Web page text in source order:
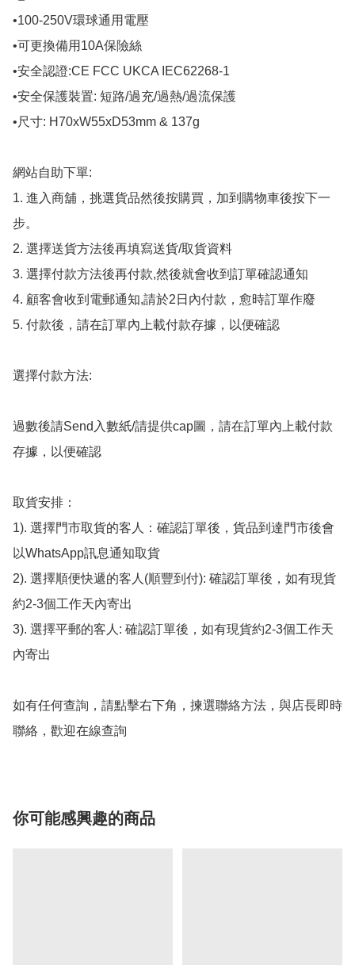
•100-250V環球通用電壓
•可更換備用10A保險絲
•安全認證:CE FCC UKCA IEC62268-1
•安全保護裝置: 短路/過充/過熱/過流保護
•尺寸: H70xW55xD53mm & 137g
網站自助下單:
1. 進入商舖，挑選貨品然後按購買，加到購物車後按下一
步。
2. 選擇送貨方法後再填寫送貨/取貨資料
3. 選擇付款方法後再付款,然後就會收到訂單確認通知
4. 顧客會收到電郵通知,請於2日內付款，愈時訂單作廢
5. 付款後，請在訂單內上載付款存據，以便確認
選擇付款方法:
過數後請Send入數紙/請提供cap圖，請在訂單內上載付款
存據，以便確認
取貨安排：
1). 選擇門市取貨的客人：確認訂單後，貨品到達門市後會
以WhatsApp訊息通知取貨
2). 選擇順便快遞的客人(順豐到付): 確認訂單後，如有現貨
約2-3個工作天內寄出
3). 選擇平郵的客人: 確認訂單後，如有現貨約2-3個工作天
內寄出
如有任何查詢，請點擊右下角，揀選聯絡方法，與店長即時
聯絡，歡迎在線查詢
你可能感興趣的商品